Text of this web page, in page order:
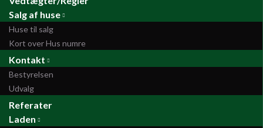
Salg af huse
Huse til salg
Kort over Hus numre
Kontakt
Bestyrelsen
Udvalg
Referater
Laden